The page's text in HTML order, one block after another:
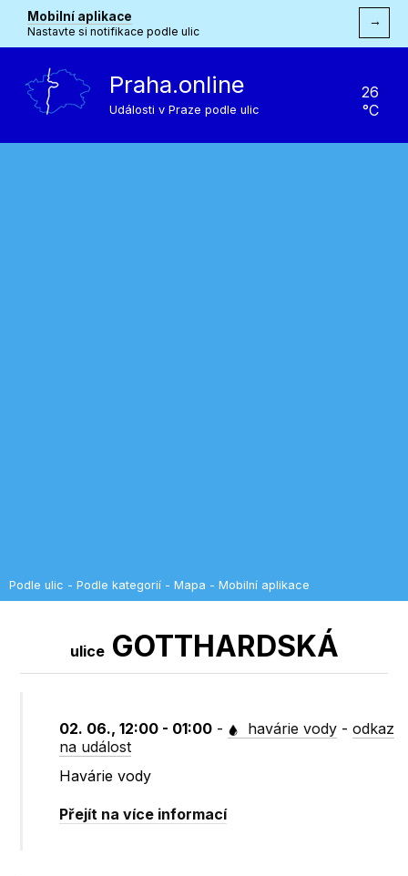
Mobilní aplikace
Nastavte si notifikace podle ulic
→
Praha.online
Události v Praze podle ulic
26
°C
Podle ulic - Podle kategorií - Mapa - Mobilní aplikace
uliceGOTTHARDSKÁ
02. 06., 12:00 - 01:00 - havárie vody -odkaz
na událost
Havárie vody
Přejít na více informací